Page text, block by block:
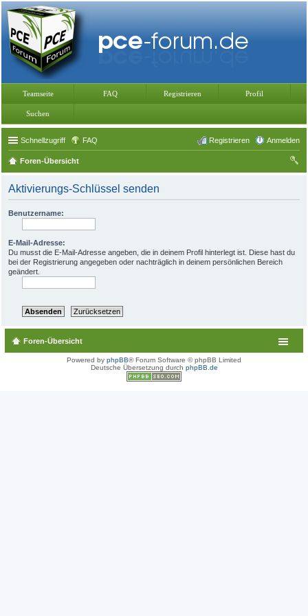
Teamseite FAQ Registrieren Profil
Suchen
Schnellzugriff FAQ Anmelden
Registrieren
Foren-Übersicht
Aktivierungs-Schlüssel senden
Benutzername:
E-Mail-Adresse:
Du musst die E-Mail-Adresse angeben, die in deinem Profil hinterlegt ist. Diese hast du
bei der Registrierung angegeben oder nachträglich in deinem persönlichen Bereich
geändert.
Foren-Übersicht
Powered by phpBB® Forum Software © phpBB Limited
Deutsche Übersetzung durch phpBB.de